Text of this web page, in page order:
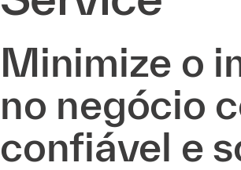
Minimize o
no negócio
confiável e